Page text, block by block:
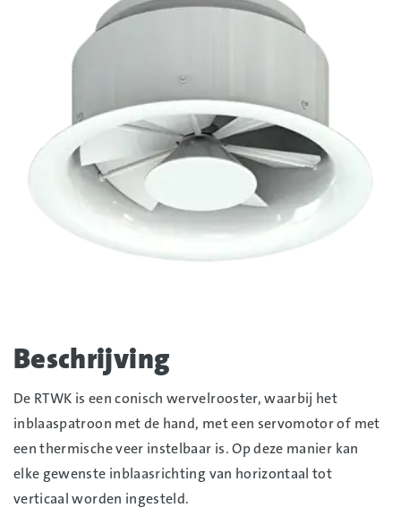
overslaan
Beschrijving
De RTWK is een conisch wervelrooster, waarbij het
inblaaspatroon met de hand, met een servomotor of met
een thermische veer instelbaar is. Op deze manier kan
elke gewenste inblaasrichting van horizontaal tot
verticaal worden ingesteld.